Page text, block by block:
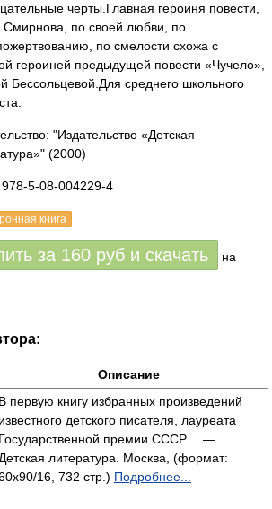
черты.Главная героиня повести,
Смирнова, по своей любви, по
по смелости схожа с
героиней предыдущей повести «Чучело»,
Бессольцевой.Для среднего школьного
"Издательство «Детская
(2000)
978-5-08-004229-4
книга
за 160 руб и скачать
на
Описание
В первую книгу избранных произведений
известного детского писателя, лауреата
Государственной премии СССР… —
Детская литература. Москва, (формат:
16, 732 стр.) Подробнее...